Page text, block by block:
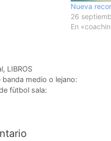
del alto
Nueva
26
En
, LIBROS
medio o lejano:
fùtbol sala: